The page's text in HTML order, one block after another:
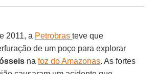
2011, a Petrobrasteve que
de um poço para explorar
nafoz do Amazonas. As fortes